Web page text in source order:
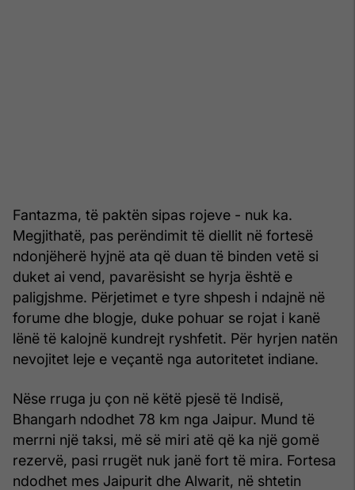
Fantazma, të paktën sipas rojeve - nuk ka.
Megjithatë, pas perëndimit të diellit në fortesë
ndonjëherë hyjnë ata që duan të binden vetë si
duket ai vend, pavarësisht se hyrja është e
paligjshme. Përjetimet e tyre shpesh i ndajnë në
forume dhe blogje, duke pohuar se rojat i kanë
lënë të kalojnë kundrejt ryshfetit. Për hyrjen natën
nevojitet leje e veçantë nga autoritetet indiane.
Nëse rruga ju çon në këtë pjesë të Indisë,
Bhangarh ndodhet 78 km nga Jaipur. Mund të
merrni një taksi, më së miri atë që ka një gomë
rezervë, pasi rrugët nuk janë fort të mira. Fortesa
ndodhet mes Jaipurit dhe Alwarit, në shtetin